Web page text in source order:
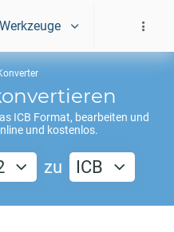
Werkzeuge
ICB Format, bearbeiten und
und kostenlos.
zu ICB